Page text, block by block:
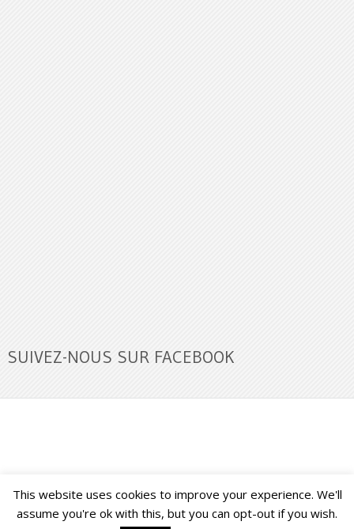
SUIVEZ-NOUS SUR FACEBOOK
Buzz Ultra Copyright © 2026. Back to Top ↑
This website uses cookies to improve your experience. We'll
assume you're ok with this, but you can opt-out if you wish.